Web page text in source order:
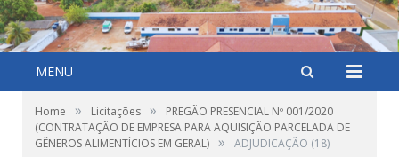
MENU
Home » Licitações »
PREGÃO PRESENCIAL Nº 001/2020
(CONTRATAÇÃO DE EMPRESA PARA AQUISIÇÃO PARCELADA DE
GÊNEROS ALIMENTÍCIOS EM GERAL) » ADJUDICAÇÃO (18)